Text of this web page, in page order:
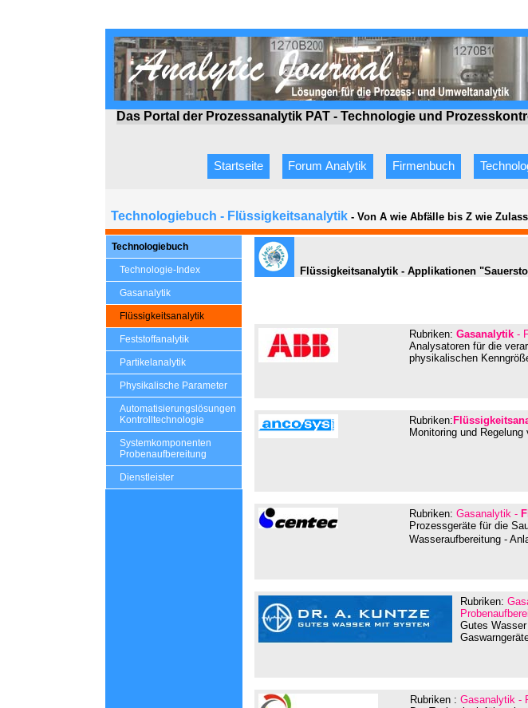
Das Portal der Prozessanalytik PAT - Technologie und
Startseite Forum Analytik Firmenbuch
Technologiebuch - Flüssigkeitsanalytik - Von A wie Abfälle bis Z wie
Technologiebuch
Technologie-Index
Gasanalytik
Flüssigkeitsanalytik
Feststoffanalytik
Partikelanalytik
Physikalische Parameter
Automatisierungslösungen
Kontrolltechnologie
Systemkomponenten
Probenaufbereitung
Dienstleister
Flüssigkeitsanalytik - Applikationen
Rubriken: Gasanalytik -
Analysatoren für die
physikalischen
Rubriken:
Monitoring und
Rubriken: Gasanalytik -
Prozessgeräte für die
Wasseraufbereitung -
Rubriken:
Gutes
Rubriken : Gasanalytik -